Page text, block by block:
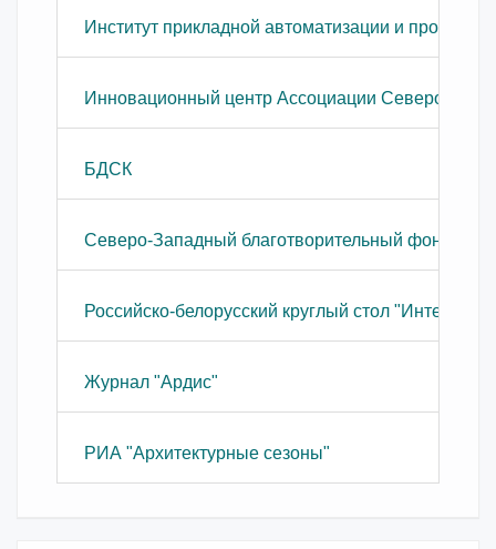
Институт прикладной автоматизации и
Инновационный центр Ассоциации Северо-
БДСК
Северо-Западный благотворительный фонд
Российско-белорусский круглый стол
Журнал "Ардис"
РИА "Архитектурные сезоны"